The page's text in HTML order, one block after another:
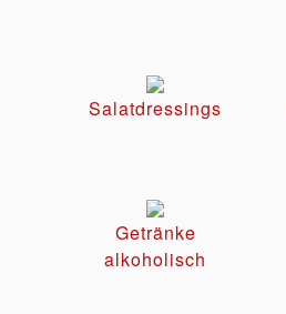
Salatdressings
Getränke
alkoholisch